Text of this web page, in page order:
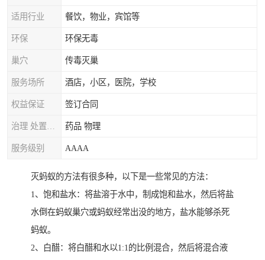
适用行业 餐饮，物业，宾馆等
环保 环保无毒
巢穴 传毒灭巢
服务场所 酒店，小区，医院，学校
权益保证 签订合同
药品 物理
服务级别 AAAA
灭蚂蚁的方法有很多种，以下是一些常见的方法：
1、饱和盐水：将盐溶于水中，制成饱和盐水，然后将盐
水倒在蚂蚁巢穴或蚂蚁经常出没的地方，盐水能够杀死
蚂蚁。
2、白醋：将白醋和水以1:1的比例混合，然后将混合液